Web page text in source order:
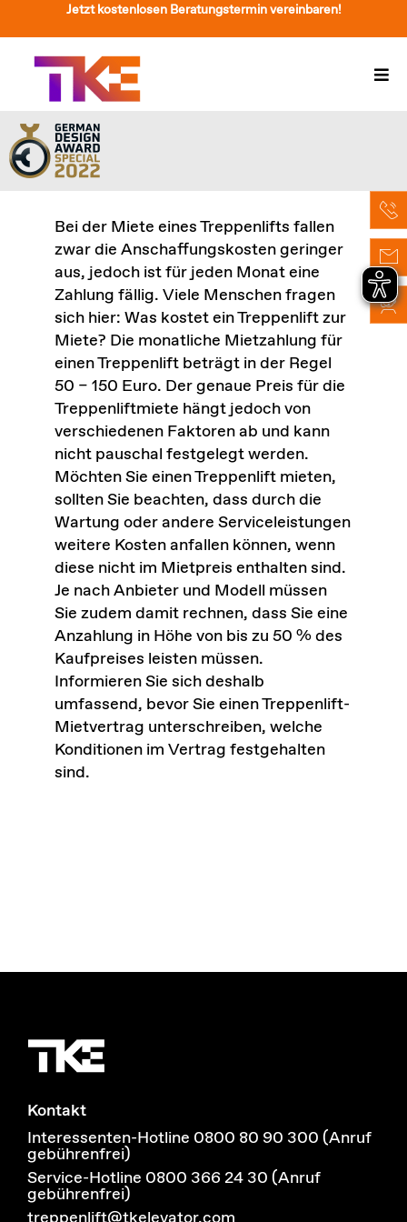
Inhalt
springen
Jetzt kostenlosen Beratungstermin vereinbaren!
Treppenlift
Preise
Service
Treppenliftberatung
Über Uns & Kontakt
Suche
nach:
Bei der Miete eines Treppenlifts fallen
zwar die Anschaffungskosten geringer
aus, jedoch ist für jeden Monat eine
Zahlung fällig. Viele Menschen fragen
sich hier: Was kostet ein Treppenlift zur
Miete? Die monatliche Mietzahlung für
einen Treppenlift beträgt in der Regel
50 – 150 Euro. Der genaue Preis für die
Treppenliftmiete hängt jedoch von
verschiedenen Faktoren ab und kann
nicht pauschal festgelegt werden.
Möchten Sie einen Treppenlift mieten,
sollten Sie beachten, dass durch die
Wartung oder andere Serviceleistungen
weitere Kosten anfallen können, wenn
diese nicht im Mietpreis enthalten sind.
Je nach Anbieter und Modell müssen
Sie zudem damit rechnen, dass Sie eine
Anzahlung in Höhe von bis zu 50 % des
Kaufpreises leisten müssen.
Informieren Sie sich deshalb
umfassend, bevor Sie einen Treppenlift-
Mietvertrag unterschreiben, welche
Konditionen im Vertrag festgehalten
sind.
Kontakt
Interessenten-Hotline 0800 80 90 300 (Anruf
gebührenfrei)
Service-Hotline 0800 366 24 30 (Anruf
gebührenfrei)